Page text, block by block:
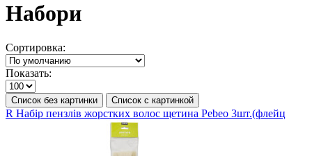
Набори
Сортировка:
Показать:
Список без картинки Список с картинкой
R Набір пензлів жорстких волос щетина Pebeo 3шт.(флейц